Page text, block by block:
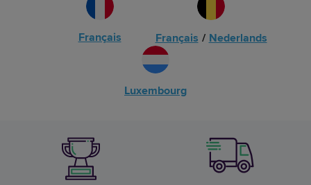
Français Français / Nederlands
Luxembourg